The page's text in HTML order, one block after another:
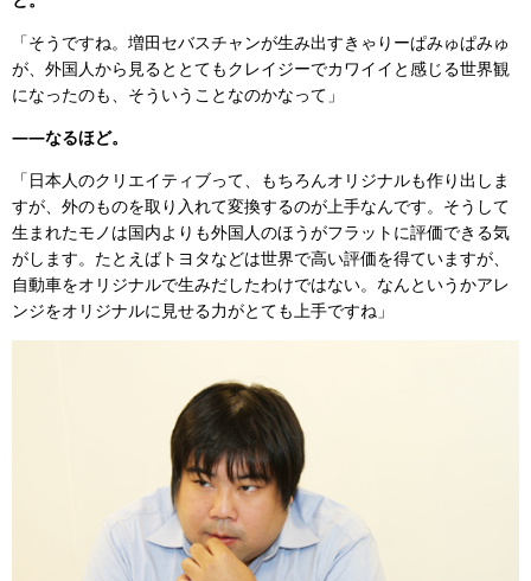
「そうですね。増田セバスチャンが生み出すきゃりーぱみゅぱみゅ
が、外国人から見るととてもクレイジーでカワイイと感じる世界観
になったのも、そういうことなのかなって」
――なるほど。
「日本人のクリエイティブって、もちろんオリジナルも作り出しま
すが、外のものを取り入れて変換するのが上手なんです。そうして
生まれたモノは国内よりも外国人のほうがフラットに評価できる気
がします。たとえばトヨタなどは世界で高い評価を得ていますが、
自動車をオリジナルで生みだしたわけではない。なんというかアレ
ンジをオリジナルに見せる力がとても上手ですね」